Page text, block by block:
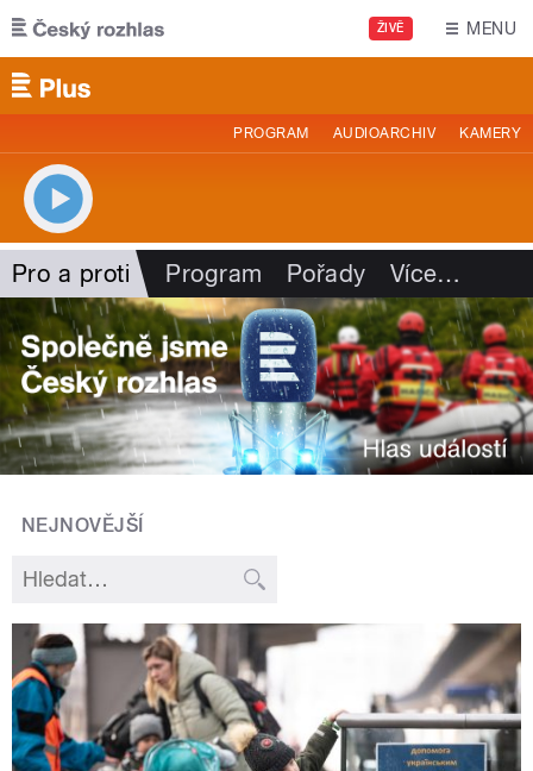
Přejít k hlavnímu obsahu
ŽIVĚ MENU
PROGRAM AUDIOARCHIV KAMERY
Pro a proti Program Pořady Více…
NEJNOVĚJŠÍ